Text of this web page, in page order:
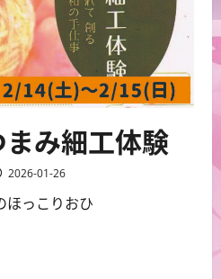
み細工体験
2026-01-26
ほっこりおひ